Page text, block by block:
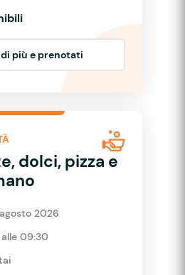
più e prenotati
dolci, pizza e
2026
09:30